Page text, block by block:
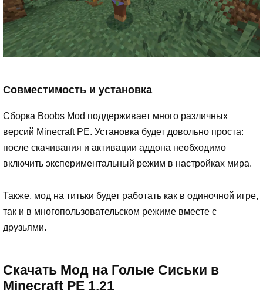
Совместимость и установка
Сборка Boobs Mod поддерживает много различных
версий Minecraft PE. Установка будет довольно проста:
после скачивания и активации аддона необходимо
включить экспериментальный режим в настройках мира.
Также, мод на титьки будет работать как в одиночной игре,
так и в многопользовательском режиме вместе с
друзьями.
Скачать Мод на Голые Сиськи в
Minecraft PE 1.21